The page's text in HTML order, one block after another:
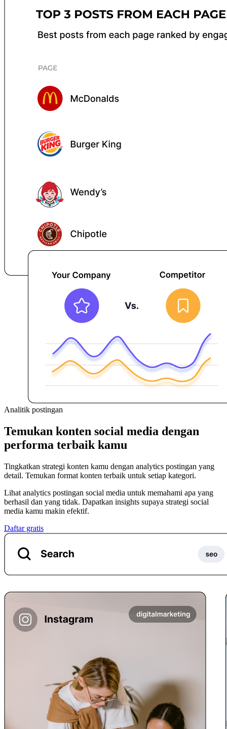
Analitik postingan
Temukan konten social media dengan
performa terbaik kamu
Tingkatkan strategi konten kamu dengan analytics postingan yang
detail. Temukan format konten terbaik untuk setiap kategori.
Lihat analytics postingan social media untuk memahami apa yang
berhasil dan yang tidak. Dapatkan insights supaya strategi social
media kamu makin efektif.
Daftar gratis